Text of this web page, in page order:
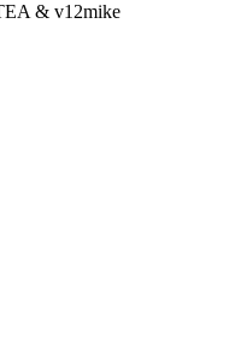
& v12mike